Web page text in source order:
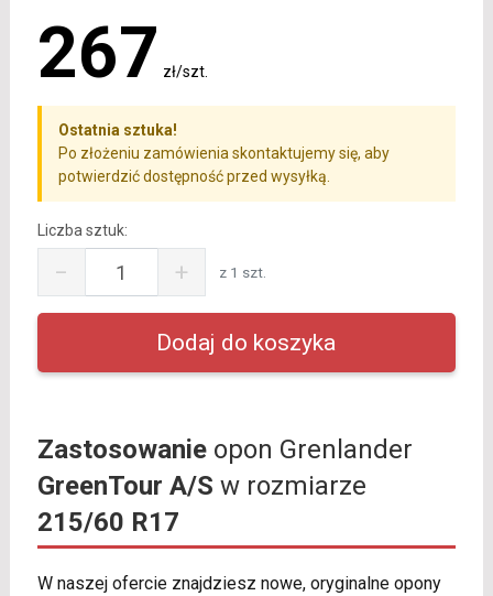
267 zł/szt.
Ostatnia sztuka!
Po złożeniu zamówienia skontaktujemy się, aby
potwierdzić dostępność przed wysyłką.
Liczba sztuk:
− + z 1 szt.
Zastosowanieopon Grenlander
GreenTour A/S w rozmiarze
215/60 R17
W naszej ofercie znajdziesz nowe, oryginalne opony